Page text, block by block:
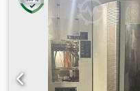
Steckplätze im
, Diese 4-Achsen-
80 H duoBLOCK wurde
über eine maximale
und einen
mm in der X-, Y- und Z-